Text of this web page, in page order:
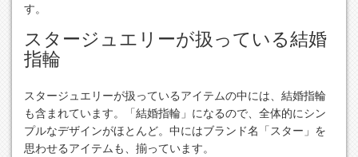
す。
スタージュエリーが扱っている結婚
指輪
スタージュエリーが扱っているアイテムの中には、結婚指輪
も含まれています。「結婚指輪」になるので、全体的にシン
プルなデザインがほとんど。中にはブランド名「スター」を
思わせるアイテムも、揃っています。